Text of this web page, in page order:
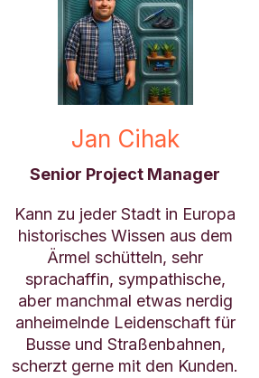
Jan Cihak
Senior Project Manager
Kann zu jeder Stadt in Europa
historisches Wissen aus dem
Ärmel schütteln, sehr
sprachaffin, sympathische,
aber manchmal etwas nerdig
anheimelnde Leidenschaft für
Busse und Straßenbahnen,
scherzt gerne mit den Kunden.